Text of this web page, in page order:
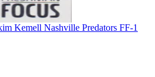
Kemell Nashville Predators FF-1